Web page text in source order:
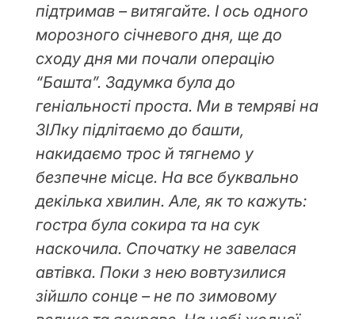
підтримав – витягайте. І ось одного
морозного січневого дня, ще до
сходу дня ми почали операцію
“Башта”. Задумка була до
геніальності проста. Ми в темряві на
ЗІЛку підлітаємо до башти,
накидаємо трос й тягнемо у
безпечне місце. На все буквально
декілька хвилин. Але, як то кажуть:
гостра була сокира та на сук
наскочила. Спочатку не завелася
автівка. Поки з нею вовтузилися
зійшло сонце – не по зимовому